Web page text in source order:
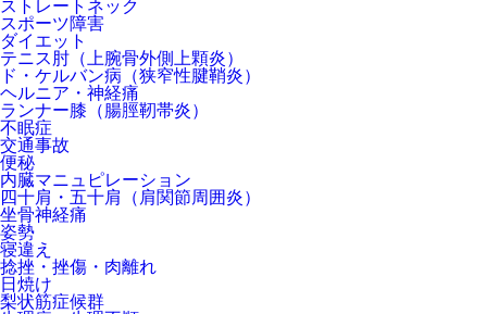
ストレートネック
スポーツ障害
ダイエット
テニス肘（上腕骨外側上顆炎）
ド・ケルバン病（狭窄性腱鞘炎）
ヘルニア・神経痛
ランナー膝（腸脛靭帯炎）
不眠症
交通事故
便秘
内臓マニュピレーション
四十肩・五十肩（肩関節周囲炎）
坐骨神経痛
姿勢
寝違え
捻挫・挫傷・肉離れ
日焼け
梨状筋症候群